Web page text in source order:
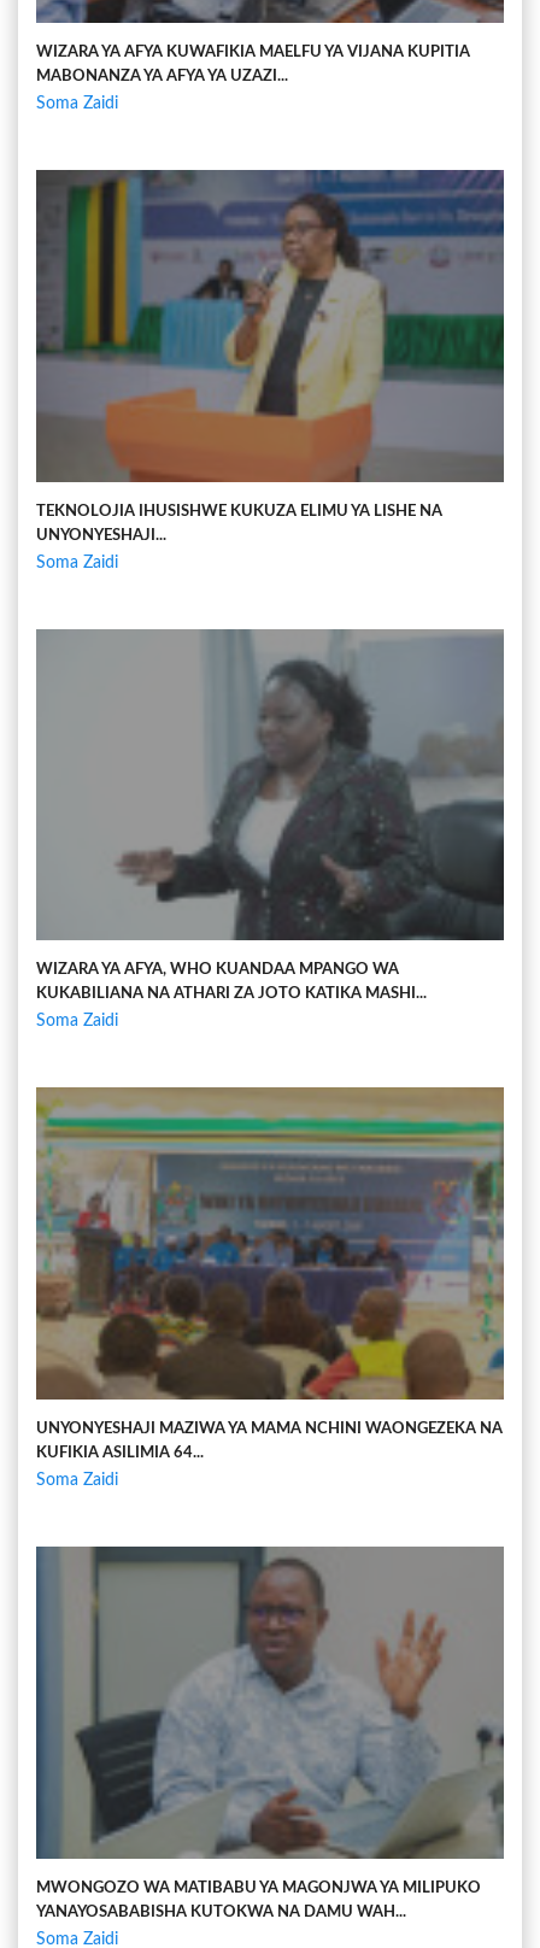
WIZARA YA AFYA KUWAFIKIA MAELFU YA VIJANA KUPITIA
MABONANZA YA AFYA YA UZAZI...
Soma Zaidi
TEKNOLOJIA IHUSISHWE KUKUZA ELIMU YA LISHE NA
UNYONYESHAJI...
Soma Zaidi
WIZARA YA AFYA, WHO KUANDAA MPANGO WA
KUKABILIANA NA ATHARI ZA JOTO KATIKA MASHI...
Soma Zaidi
UNYONYESHAJI MAZIWA YA MAMA NCHINI WAONGEZEKA NA
KUFIKIA ASILIMIA 64...
Soma Zaidi
MWONGOZO WA MATIBABU YA MAGONJWA YA MILIPUKO
YANAYOSABABISHA KUTOKWA NA DAMU WAH...
Soma Zaidi